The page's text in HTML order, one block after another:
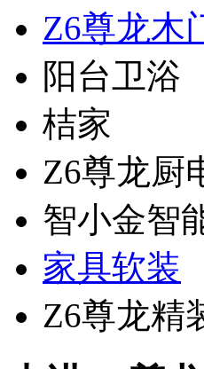
Z6尊龙木
阳台卫浴
桔家
Z6尊龙厨
智小金智
家具软装
Z6尊龙精